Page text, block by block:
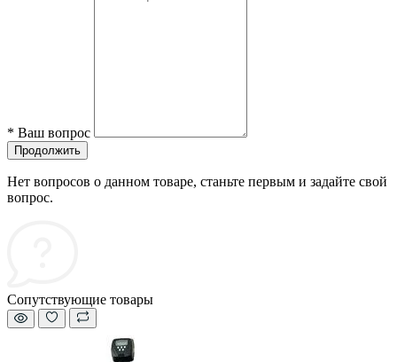
* Ваш вопрос
Продолжить
Нет вопросов о данном товаре, станьте первым и задайте свой
вопрос.
Сопутствующие товары